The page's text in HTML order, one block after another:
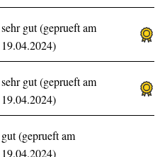
sehr gut (geprueft am
19.04.2024)
sehr gut (geprueft am
19.04.2024)
gut (geprueft am
19.04.2024)